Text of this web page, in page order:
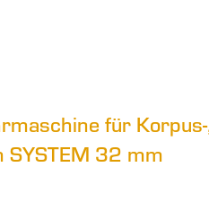
für
SYSTEM 32 mm